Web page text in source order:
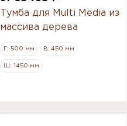
Тумба для Multi Media из
массива дерева
Г: 500 мм В: 450 мм
Ш: 1450 мм